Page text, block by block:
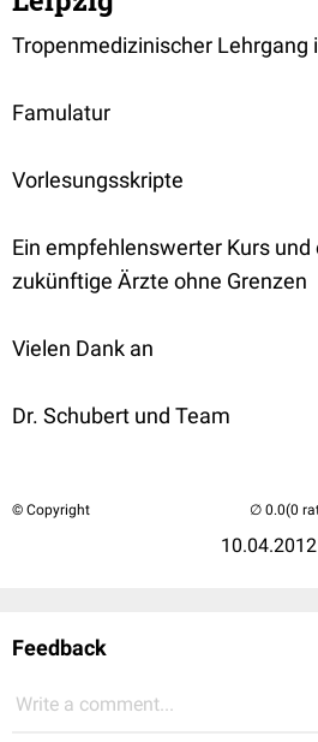
Tropenmedizinischer Lehrgang
Famulatur
Vorlesungsskripte
Ein empfehlenswerter Kurs und
zukünftige Ärzte ohne Grenzen
Vielen Dank an
Dr. Schubert und Team
© Copyright
10.04.2012
(0
Feedback
Write a comment...